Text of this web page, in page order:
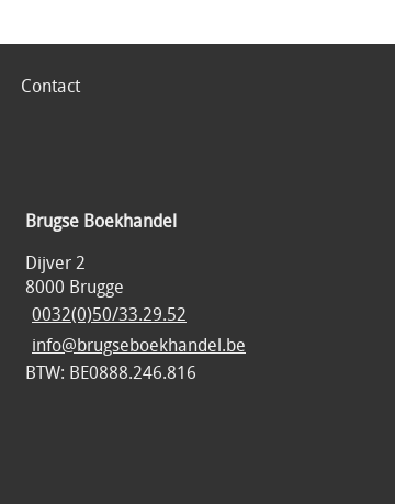
Contact
Brugse Boekhandel
Dijver 2
8000 Brugge
0032(0)50/33.29.52
info@brugseboekhandel.be
BTW: BE0888.246.816